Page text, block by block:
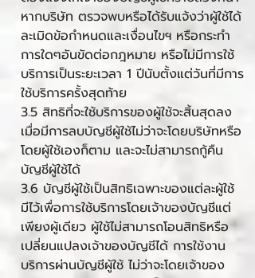
หากบริษัท ตรวจพบหรือได้รับแจ้งว่าผู้ใช้ได้
ละเมิดข้อกำหนดและเงื่อนไขฯ หรือกระทำ
การใดๆอันขัดต่อกฎหมาย หรือไม่มีการใช้
บริการเป็นระยะเวลา 1 ปีนับตั้งแต่วันที่มีการ
ใช้บริการครั้งสุดท้าย
3.5 สิทธิที่จะใช้บริการของผู้ใช้จะสิ้นสุดลง
เมื่อมีการลบบัญชีผู้ใช้ไม่ว่าจะโดยบริษัทหรือ
โดยผู้ใช้เองก็ตาม และจะไม่สามารถกู้คืน
บัญชีผู้ใช้ได้
3.6 บัญชีผู้ใช้เป็นสิทธิเฉพาะของแต่ละผู้ใช้
มีไว้เพื่อการใช้บริการโดยเจ้าของบัญชีแต่
เพียงผู้เดียว ผู้ใช้ไม่สามารถโอนสิทธิหรือ
เปลี่ยนแปลงเจ้าของบัญชีได้ การใช้งาน
บริการผ่านบัญชีผู้ใช้ ไม่ว่าจะโดยเจ้าของ